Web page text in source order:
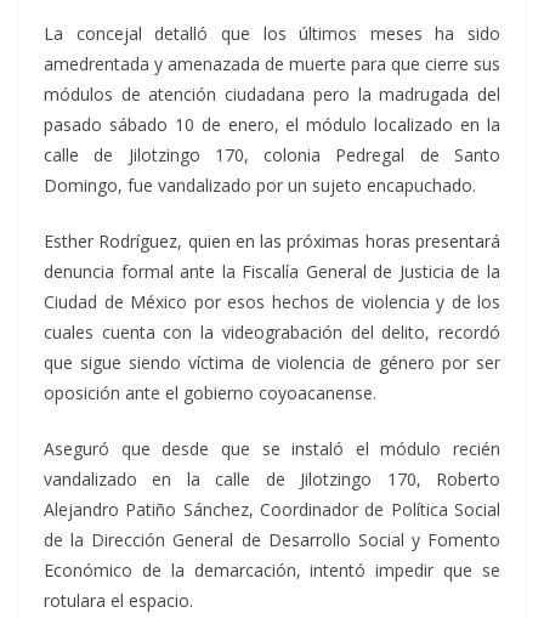
La concejal detalló que los últimos meses ha sido
amedrentada y amenazada de muerte para que cierre sus
módulos de atención ciudadana pero la madrugada del
pasado sábado 10 de enero, el módulo localizado en la
calle de Jilotzingo 170, colonia Pedregal de Santo
Domingo, fue vandalizado por un sujeto encapuchado.
Esther Rodríguez, quien en las próximas horas presentará
denuncia formal ante la Fiscalía General de Justicia de la
Ciudad de México por esos hechos de violencia y de los
cuales cuenta con la videograbación del delito, recordó
que sigue siendo víctima de violencia de género por ser
oposición ante el gobierno coyoacanense.
Aseguró que desde que se instaló el módulo recién
vandalizado en la calle de Jilotzingo 170, Roberto
Alejandro Patiño Sánchez, Coordinador de Política Social
de la Dirección General de Desarrollo Social y Fomento
Económico de la demarcación, intentó impedir que se
rotulara el espacio.